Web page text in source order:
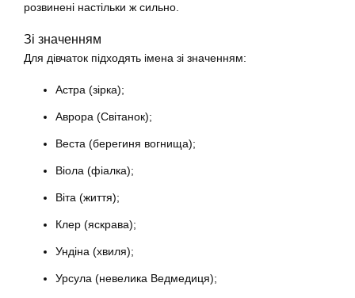
розвинені настільки ж сильно.
Зі значенням
Для дівчаток підходять імена зі значенням:
Астра (зірка);
Аврора (Світанок);
Веста (берегиня вогнища);
Віола (фіалка);
Віта (життя);
Клер (яскрава);
Ундіна (хвиля);
Урсула (невелика Ведмедиця);